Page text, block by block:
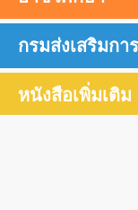
กรมส่งเสริมกา
หนังสือเพิ่มเติม